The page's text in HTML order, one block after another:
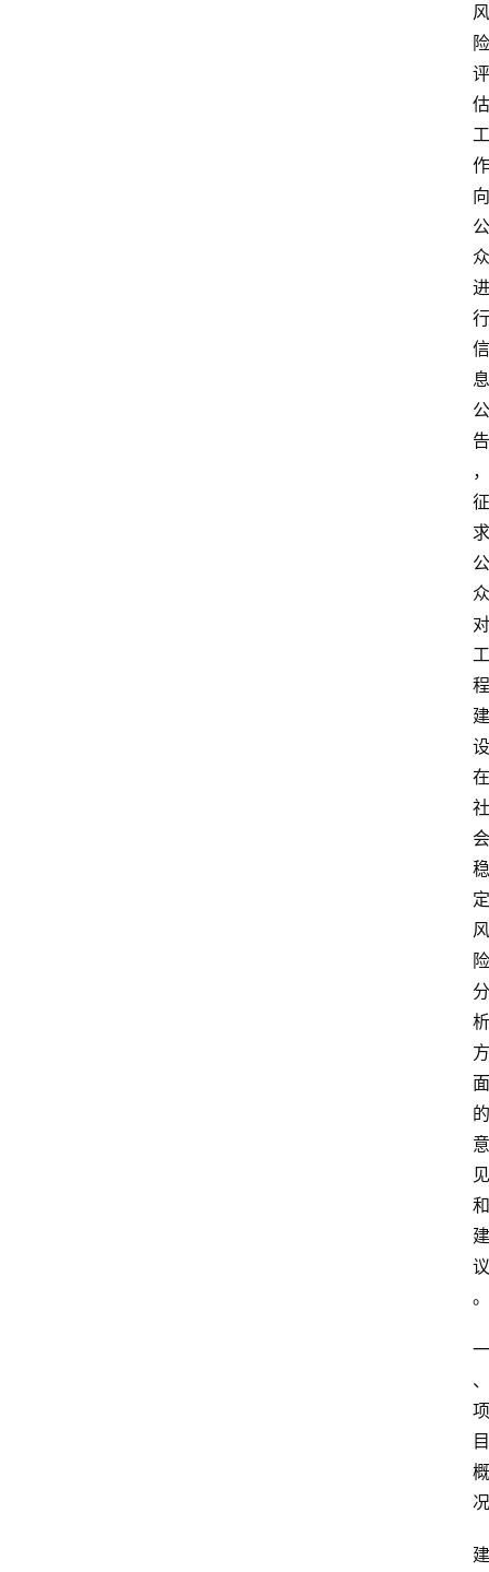
风
险
评
估
工
作
向
公
众
进
行
信
息
公
告
，
征
求
公
众
对
工
程
建
设
在
社
会
稳
定
风
险
分
析
方
面
的
意
见
和
建
议
。
一
、
项
目
概
况
建